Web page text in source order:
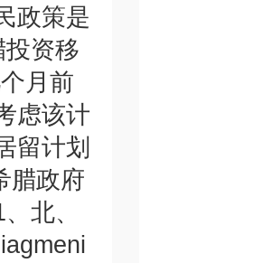
政策是
资移
月前
虑该计
留计划
腊政府
北、